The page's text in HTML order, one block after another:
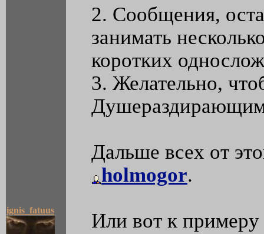
ignis_fatuus
2. Сообщения,
занимать
коротких
3. Желательно,
Дальше всех от
holmogor.
Или вот к